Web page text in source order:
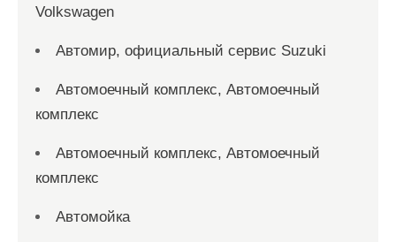
Volkswagen
Автомир, официальный сервис Suzuki
Автомоечный комплекс, Автомоечный
комплекс
Автомоечный комплекс, Автомоечный
комплекс
Автомойка